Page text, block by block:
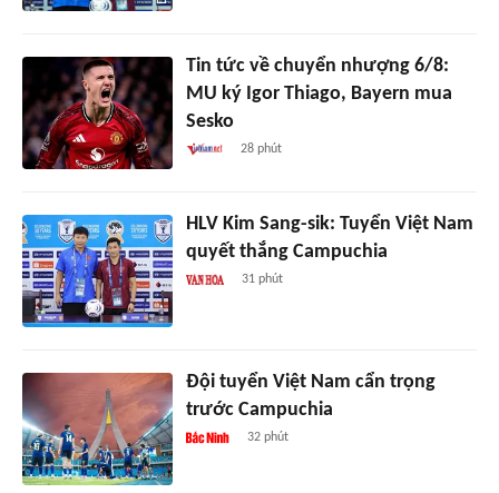
Tin tức về chuyển nhượng 6/8:
MU ký Igor Thiago, Bayern mua
Sesko
28 phút
HLV Kim Sang-sik: Tuyển Việt Nam
quyết thắng Campuchia
31 phút
Đội tuyển Việt Nam cẩn trọng
trước Campuchia
32 phút